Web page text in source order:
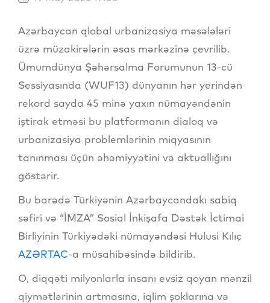
Azərbaycan qlobal urbanizasiya məsələləri
üzrə müzakirələrin əsas mərkəzinə çevrilib.
Ümumdünya Şəhərsalma Forumunun 13-cü
Sessiyasında (WUF13) dünyanın hər yerindən
rekord sayda 45 minə yaxın nümayəndənin
iştirak etməsi bu platformanın dialoq və
urbanizasiya problemlərinin miqyasının
tanınması üçün əhəmiyyətini və aktuallığını
göstərir.
Bu barədə Türkiyənin Azərbaycandakı sabiq
səfiri və “İMZA” Sosial İnkişafa Dəstək İctimai
Birliyinin Türkiyədəki nümayəndəsi Hulusi Kılıç
AZƏRTAC-a müsahibəsində bildirib.
O, diqqəti milyonlarla insanı evsiz qoyan mənzil
qiymətlərinin artmasına, iqlim şoklarına və